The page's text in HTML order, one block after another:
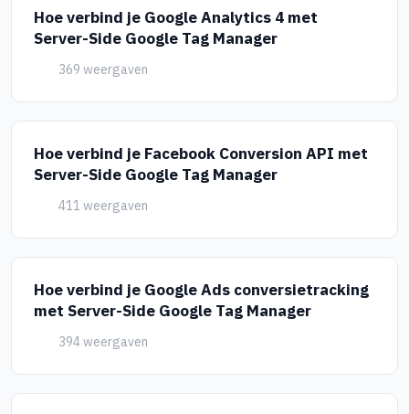
Hoe verbind je Google Analytics 4 met
Server-Side Google Tag Manager
369 weergaven
Hoe verbind je Facebook Conversion API met
Server-Side Google Tag Manager
411 weergaven
Hoe verbind je Google Ads conversietracking
met Server-Side Google Tag Manager
394 weergaven